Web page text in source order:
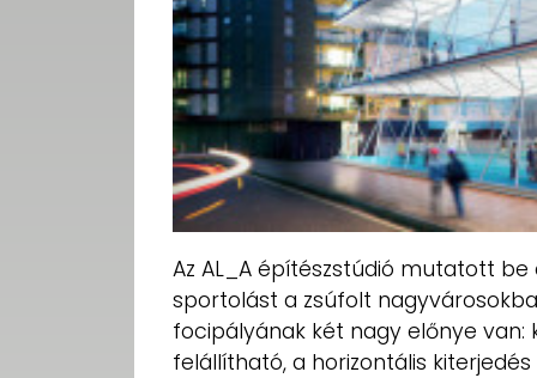
Az AL_A építészstúdió mutatott
sportolást a zsúfolt
focipályának két nagy előnye
felállítható, a horizontális